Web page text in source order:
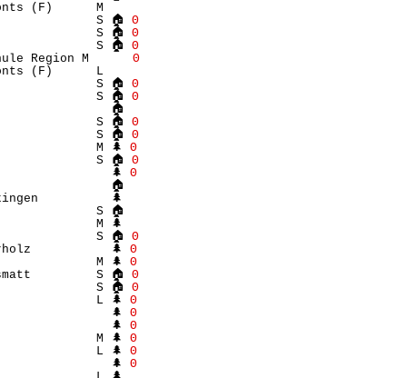
(F)      M
S 🏠
Θ
S 🏠
Θ
S 🏠
Θ
Region M
Θ
(F)      L
S 🏠
Θ
S 🏠
Θ
🏠
S 🏠
Θ
S 🏠
Θ
M 🌲
Θ
S 🏠
Θ
🌲
Θ
🏠
🌲
S 🏠
M 🌲
S 🏠
Θ
🌲
Θ
M 🌲 Θ
S 🏠
Θ
S 🏠
Θ
L 🌲
Θ
🌲
Θ
🌲
Θ
M 🌲
Θ
L 🌲 Θ
🌲
Θ